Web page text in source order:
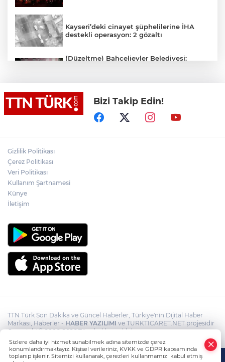
Kayseri’deki cinayet şüphelilerine İHA
destekli operasyon: 2 gözaltı
(Düzeltme) Bahçelievler Belediyesi:
bir can kaybı veya yaralanma
Adalet Bakanı Gürlek eski Özel Harekat
Başkanı Behçet Oktay’ın yakınlarını
Bakan Yumaklı: "İspanya’da
Bizi Takip Edin!
Gizlilik Politikası
Çerez Politikası
Veri Politikası
Kullanım Şartnamesi
Künye
İletişim
TTN Türk Son Dakika ve Güncel Haberler, Türkiye'nin Dijital Haber
Markası, Haberler - HABER YAZILIMI ve TURKTICARET.NET projesidir
Copyright© 2006-2026 Tüm hakları saklıdır.
Sizlere daha iyi hizmet sunabilmek adına sitemizde çerez
konumlandırmaktayız. Kişisel verileriniz, KVKK ve GDPR kapsamında
toplanıp işlenir. Sitemizi kullanarak, çerezleri kullanmamızı kabul etmiş